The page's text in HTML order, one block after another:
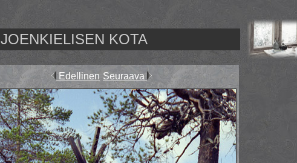
JOENKIELISEN KOTA
Edellinen Seuraava